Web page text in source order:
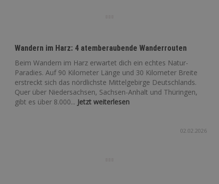
Wandern im Harz: 4 atemberaubende Wanderrouten
Beim Wandern im Harz erwartet dich ein echtes Natur-
Paradies. Auf 90 Kilometer Länge und 30 Kilometer Breite
erstreckt sich das nördlichste Mittelgebirge Deutschlands.
Quer über Niedersachsen, Sachsen-Anhalt und Thüringen,
gibt es über 8.000... Jetzt weiterlesen
02.02.2026